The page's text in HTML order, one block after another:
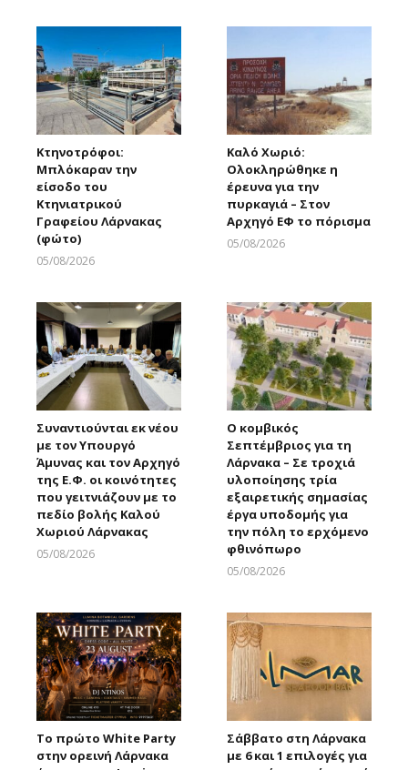
Κτηνοτρόφοι:
Μπλόκαραν την
είσοδο του
Κτηνιατρικού
Γραφείου Λάρνακας
(φώτο)
05/08/2026
Καλό Χωριό:
Ολοκληρώθηκε η
έρευνα για την
πυρκαγιά – Στον
Αρχηγό ΕΦ το πόρισμα
05/08/2026
Συναντιούνται εκ νέου
με τον Υπουργό
Άμυνας και τον Αρχηγό
της Ε.Φ. οι κοινότητες
που γειτνιάζουν με το
πεδίο βολής Καλού
Χωριού Λάρνακας
05/08/2026
Ο κομβικός
Σεπτέμβριος για τη
Λάρνακα – Σε τροχιά
υλοποίησης τρία
εξαιρετικής σημασίας
έργα υποδομής για
την πόλη το ερχόμενο
φθινόπωρο
05/08/2026
Το πρώτο White Party
στην ορεινή Λάρνακα
Σάββατο στη Λάρνακα
με 6 και 1 επιλογές για